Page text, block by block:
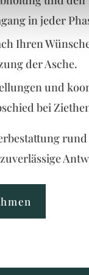
in jeder
Ihren
der Asche.
und
bei
rund